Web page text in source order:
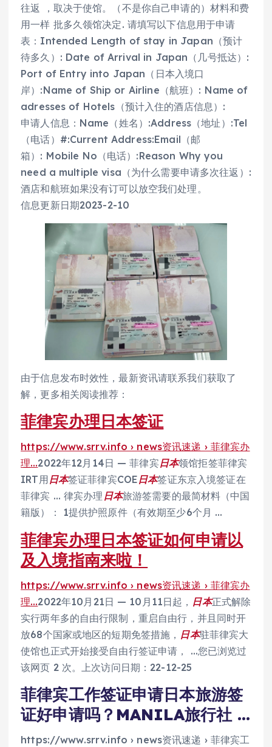
往返 ，取决于使馆。（不是你自己申请的）材料和费
用一样 批多久领馆决定. 请填写以下信息用于申请
表：Intended Length of stay in Japan（预计
待多久）: Date of Arrival in Japan（几号抵达）:
Port of Entry into Japan（日本入境口
岸）:Name of Ship or Airline（航班）: Name of
adresses of Hotels（预计入住的酒店信息）:
申请人信息：Name（姓名）:Address（地址）:Tel
（电话）#:Current Address:Email（邮
箱）: Mobile No（电话）:Reason Why you
need a multiple visa（为什么需要申请多次往返）:
酒店和航班如果没有订可以放空我们处理。
信息更新日期2023-2-10
由于信息发布时效性，最新资讯请联系我们获取了
解，更多相关阅读推荐：
菲律宾办理日本签证
https://www.srrv.info › news资讯速递 › 菲律宾办
理…2022年12月14日 — 菲律宾日本领馆拒签菲律宾
IRT用 日本签证菲律宾COE日本签证东京入境签证在
菲律宾 … 律宾办理 日本旅游签需要的最简材料（中国
籍版）： 1提供护照原件（有效期至少6个月 …
菲律宾办理日本签证如何申请以
及入境指南来啦！
https://www.srrv.info › news资讯速递 › 菲律宾办
理…2022年10月21日 — 10月11日起， 日本正式解除
实行两年多的自由行限制，重启自由行，并且同时开
放68个国家或地区的短期免签措施， 日本驻菲律宾大
使馆也正式开始接受自由行签证申请， …您已浏览过
该网页 2 次。上次访问日期：22-12-25
菲律宾工作签证申请日本旅游签
证好申请吗？MANILA旅行社 …
https://www.srrv.info › news资讯速递 › 菲律宾工